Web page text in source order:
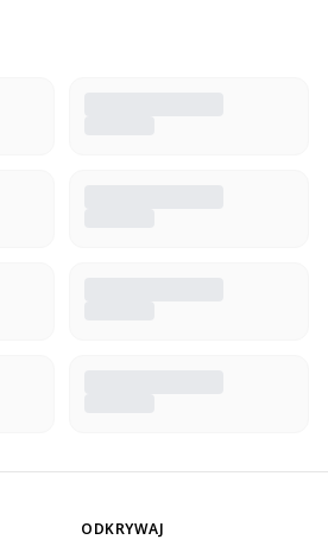
ODKRYWAJ